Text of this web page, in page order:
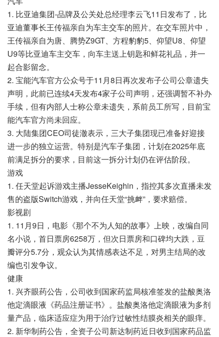
1. 比亚迪集团-品牌及公关处总经理李云飞11日发布了，比
亚迪董事长王传福亲自为车主交车的照片。在交车照片中，
王传福亲自为唐、腾势Z9GT、方程豹豹5、仰望U8、仰望
U9等比亚迪车主交车，向车主送上钥匙和鲜花礼品，并一
起合影留念。
2. 宝能汽车官方公众号于11月8日再次发布子公司公章遗失
声明，此前已连续4天发布4家子公司声明，还强调暂不补办
手续，但有内部人士称公章未遗失，系前员工所写，目前宝
能汽车官方尚未回应。
3. 大陆集团CEO司徒澈表示，三大子集团现已准备好迎接
进一步的独立运营。特别是汽车子集团，计划在2025年底
前满足拆分的要求，目前这一拆分计划仍在评估阶段。
游戏
1. 任天堂起诉游戏主播JesseKeighin，指控其多次直播未发
售的盗版Switch游戏，并向任天堂“挑衅”，要求赔偿。
影视剧
1. 11月9日，电影《那个不为人知的故事》上映，改编自同
名小说，首日票房6258万，但次日票房和口碑均大跌，豆
瓣评分5.7分，观众认为其情感表达不足，对男主结局的改
编也引发争议。
健康
1. 兴齐眼药公告，公司收到国家药监局核准签发的盐酸奥洛
他定滴眼液《药品注册证书》。盐酸奥洛他定滴眼液为多剂
量产品，临床适应症为用于治疗过敏性结膜炎相关的眼痒。
2. 新华制药公告，全资子公司新达制药近日收到国家药品监